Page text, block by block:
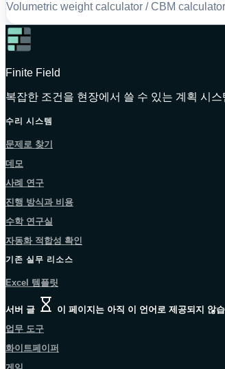
Volumetric weight calculator / CBM
Finite Field
복잡한 조건을 현장에서 쓸 수 있는 계획 시
수리 시스템
문제로 찾기
데모
사례 연구
진행 방식과 비용
수학 연구실
자동화 적합성 확인
기존 실무 리소스
Excel 템플릿
서버 글
이 페이지는 아직 이 언어로 제공되지 않
업무 도구
화이트페이퍼